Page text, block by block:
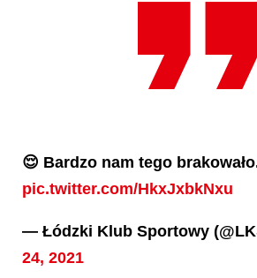
😌 Bardzo nam tego
pic.twitter.com/HkxJxbkNxu
— Łódzki Klub Sportowy
24, 2021